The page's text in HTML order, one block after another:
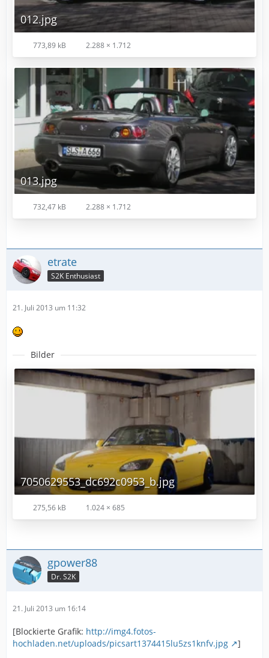
012.jpg
773,89 kB 2.288 × 1.712
013.jpg
732,47 kB 2.288 × 1.712
etrate
S2K Enthusiast
21. Juli 2013 um 11:32
Bilder
7050629553_dc692c0953_b.jpg
275,56 kB 1.024 × 685
gpower88
Dr. S2K
21. Juli 2013 um 16:14
[Blockierte Grafik: http://img4.fotos-
hochladen.net/uploads/picsart1374415lu5zs1knfv.jpg
]